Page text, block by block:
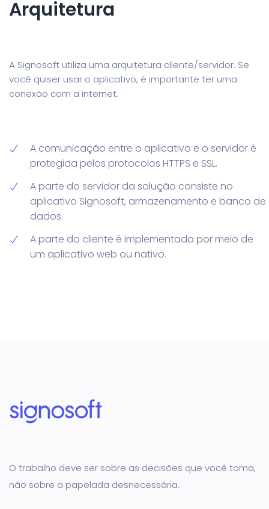
Arquitetura
A Signosoft utiliza uma arquitetura cliente/servidor. Se
você quiser usar o aplicativo, é importante ter uma
conexão com a internet.
A comunicação entre o aplicativo e o servidor é
protegida pelos protocolos HTTPS e SSL.
A parte do servidor da solução consiste no
aplicativo Signosoft, armazenamento e banco de
dados.
A parte do cliente é implementada por meio de
um aplicativo web ou nativo.
O trabalho deve ser sobre as decisões que você toma,
não sobre a papelada desnecessária.